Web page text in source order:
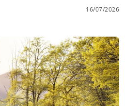
16/07/2026